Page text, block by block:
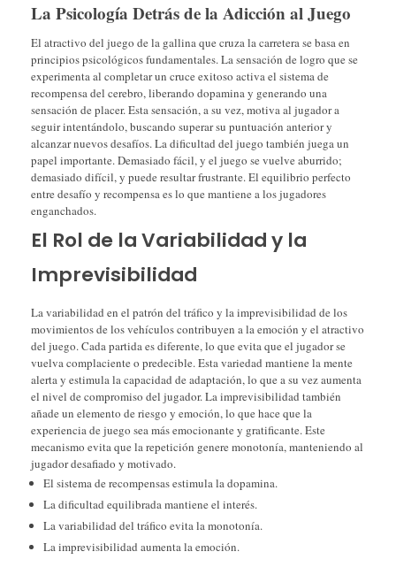
La Psicología Detrás de la Adicción al Juego
El atractivo del juego de la gallina que cruza la carretera se basa en
principios psicológicos fundamentales. La sensación de logro que se
experimenta al completar un cruce exitoso activa el sistema de
recompensa del cerebro, liberando dopamina y generando una
sensación de placer. Esta sensación, a su vez, motiva al jugador a
seguir intentándolo, buscando superar su puntuación anterior y
alcanzar nuevos desafíos. La dificultad del juego también juega un
papel importante. Demasiado fácil, y el juego se vuelve aburrido;
demasiado difícil, y puede resultar frustrante. El equilibrio perfecto
entre desafío y recompensa es lo que mantiene a los jugadores
enganchados.
El Rol de la Variabilidad y la
Imprevisibilidad
La variabilidad en el patrón del tráfico y la imprevisibilidad de los
movimientos de los vehículos contribuyen a la emoción y el atractivo
del juego. Cada partida es diferente, lo que evita que el jugador se
vuelva complaciente o predecible. Esta variedad mantiene la mente
alerta y estimula la capacidad de adaptación, lo que a su vez aumenta
el nivel de compromiso del jugador. La imprevisibilidad también
añade un elemento de riesgo y emoción, lo que hace que la
experiencia de juego sea más emocionante y gratificante. Este
mecanismo evita que la repetición genere monotonía, manteniendo al
jugador desafiado y motivado.
El sistema de recompensas estimula la dopamina.
La dificultad equilibrada mantiene el interés.
La variabilidad del tráfico evita la monotonía.
La imprevisibilidad aumenta la emoción.